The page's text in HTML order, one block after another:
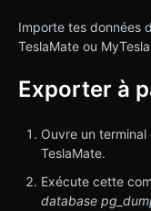
Importe tes données
TeslaMate ou
Exporter à
Ouvre un
TeslaMate.
Exécute cette
database